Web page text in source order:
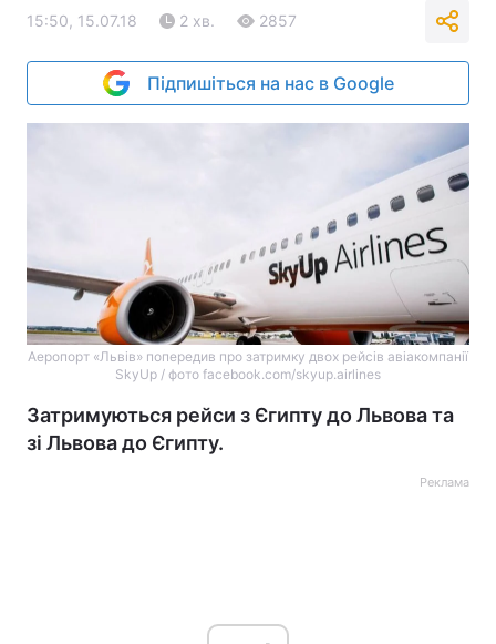
15:50, 15.07.18 2 хв. 2857
Підпишіться на нас в Google
Аеропорт «Львів» попередив про затримку двох рейсів авіакомпанії
SkyUp / фото facebook.com/skyup.airlines
Затримуються рейси з Єгипту до Львова та
зі Львова до Єгипту.
Реклама